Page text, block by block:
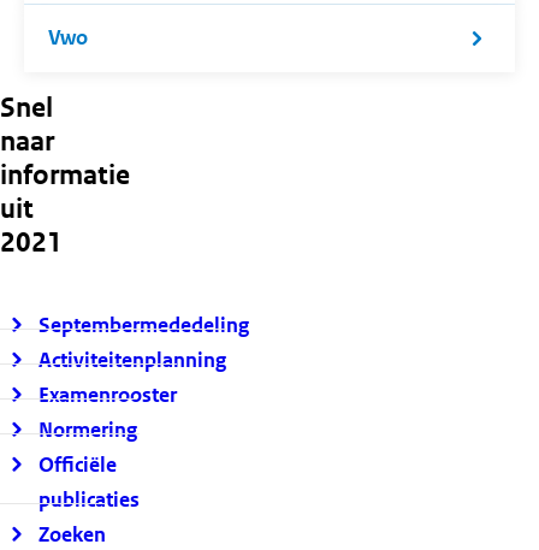
Vwo
Snel
naar
informatie
uit
2021
Septembermededeling
Activiteitenplanning
Examenrooster
Normering
Officiële
publicaties
Zoeken